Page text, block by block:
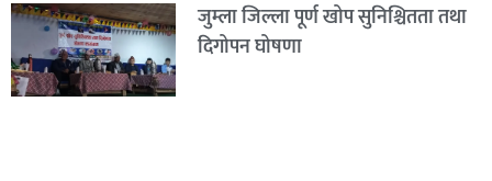
जुम्ला जिल्ला पूर्ण खोप सुनिश्चितता तथा
दिगोपन घोषणा